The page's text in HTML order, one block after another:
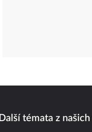
Další témata z